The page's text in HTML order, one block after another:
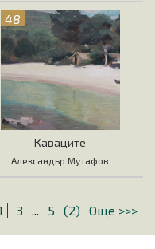
48
Каваците
Александър Мутафов
3 ... 5 (2) Още >>>